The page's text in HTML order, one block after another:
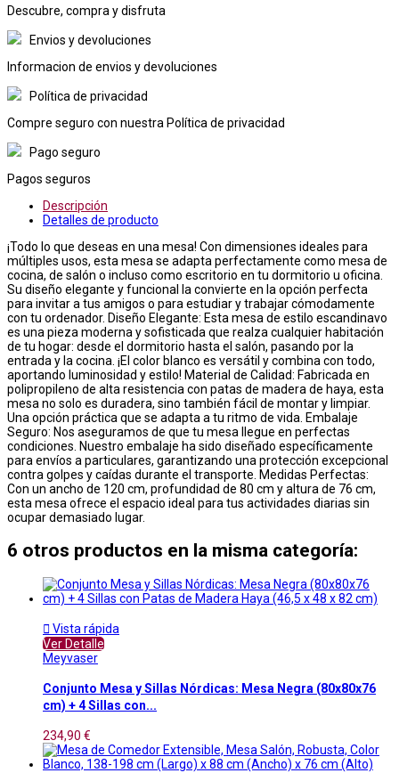
Descubre, compra y disfruta
Envios y devoluciones
Informacion de envios y devoluciones
Política de privacidad
Compre seguro con nuestra Política de privacidad
Pago seguro
Pagos seguros
Descripción
Detalles de producto
¡Todo lo que deseas en una mesa! Con dimensiones ideales para
múltiples usos, esta mesa se adapta perfectamente como mesa de
cocina, de salón o incluso como escritorio en tu dormitorio u oficina.
Su diseño elegante y funcional la convierte en la opción perfecta
para invitar a tus amigos o para estudiar y trabajar cómodamente
con tu ordenador. Diseño Elegante: Esta mesa de estilo escandinavo
es una pieza moderna y sofisticada que realza cualquier habitación
de tu hogar: desde el dormitorio hasta el salón, pasando por la
entrada y la cocina. ¡El color blanco es versátil y combina con todo,
aportando luminosidad y estilo! Material de Calidad: Fabricada en
polipropileno de alta resistencia con patas de madera de haya, esta
mesa no solo es duradera, sino también fácil de montar y limpiar.
Una opción práctica que se adapta a tu ritmo de vida. Embalaje
Seguro: Nos aseguramos de que tu mesa llegue en perfectas
condiciones. Nuestro embalaje ha sido diseñado específicamente
para envíos a particulares, garantizando una protección excepcional
contra golpes y caídas durante el transporte. Medidas Perfectas:
Con un ancho de 120 cm, profundidad de 80 cm y altura de 76 cm,
esta mesa ofrece el espacio ideal para tus actividades diarias sin
ocupar demasiado lugar.
6 otros productos en la misma categoría:
 Vista rápida
Ver Detalle
Meyvaser
Conjunto Mesa y Sillas Nórdicas: Mesa Negra (80x80x76
cm) + 4 Sillas con...
234,90 €